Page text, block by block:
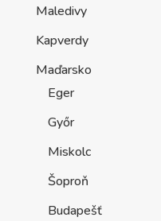
Maledivy
Kapverdy
Maďarsko
Eger
Győr
Miskolc
Šoproň
Budapešť